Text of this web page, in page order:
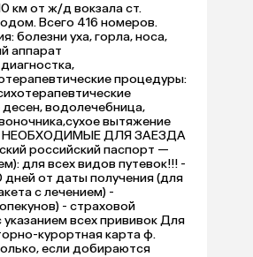
км от ж/д вокзала ст.
Всего 416 номеров.
болезни уха, горла, носа,
аппарат
процедуры:
водолечебница,
вытяжение
НЕОБХОДИМЫЕ ДЛЯ ЗАЕЗДА
российский паспорт —
для всех видов путевок!!! -
дней от даты получения (для
с лечением) -
- страховой
всех прививок Для
курортная карта ф.
если добираются